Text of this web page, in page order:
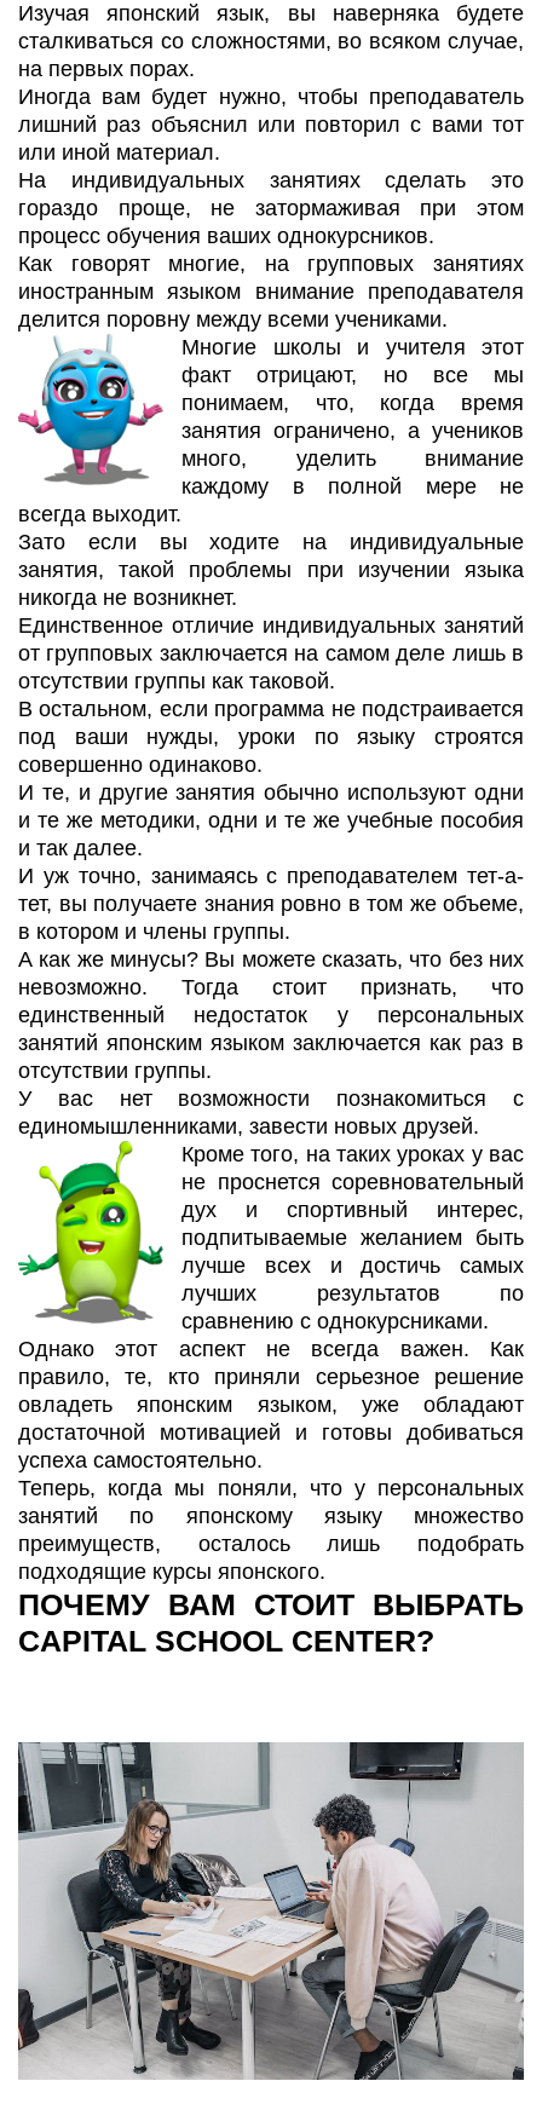
Изучая японский язык, вы наверняка будете
сталкиваться со сложностями, во всяком случае,
на первых порах.
Иногда вам будет нужно, чтобы преподаватель
лишний раз объяснил или повторил с вами тот
или иной материал.
На индивидуальных занятиях сделать это
гораздо проще, не затормаживая при этом
процесс обучения ваших однокурсников.
Как говорят многие, на групповых занятиях
иностранным языком внимание преподавателя
делится поровну между всеми учениками.
Многие школы и учителя этот
факт отрицают, но все мы
понимаем, что, когда время
занятия ограничено, а учеников
много, уделить внимание
каждому в полной мере не
всегда выходит.
Зато если вы ходите на индивидуальные
занятия, такой проблемы при изучении языка
никогда не возникнет.
Единственное отличие индивидуальных занятий
от групповых заключается на самом деле лишь в
отсутствии группы как таковой.
В остальном, если программа не подстраивается
под ваши нужды, уроки по языку строятся
совершенно одинаково.
И те, и другие занятия обычно используют одни
и те же методики, одни и те же учебные пособия
и так далее.
И уж точно, занимаясь с преподавателем тет-а-
тет, вы получаете знания ровно в том же объеме,
в котором и члены группы.
А как же минусы? Вы можете сказать, что без них
невозможно. Тогда стоит признать, что
единственный недостаток у персональных
занятий японским языком заключается как раз в
отсутствии группы.
У вас нет возможности познакомиться с
единомышленниками, завести новых друзей.
Кроме того, на таких уроках у вас
не проснется соревновательный
дух и спортивный интерес,
подпитываемые желанием быть
лучше всех и достичь самых
лучших результатов по
сравнению с однокурсниками.
Однако этот аспект не всегда важен. Как
правило, те, кто приняли серьезное решение
овладеть японским языком, уже обладают
достаточной мотивацией и готовы добиваться
успеха самостоятельно.
Теперь, когда мы поняли, что у персональных
занятий по японскому языку множество
преимуществ, осталось лишь подобрать
подходящие курсы японского.
ПОЧЕМУ ВАМ СТОИТ ВЫБРАТЬ
CAPITAL SCHOOL CENTER?